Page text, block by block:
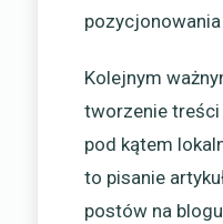
Kolejnym
tworzenie
pod kątem
to pisanie
postów na